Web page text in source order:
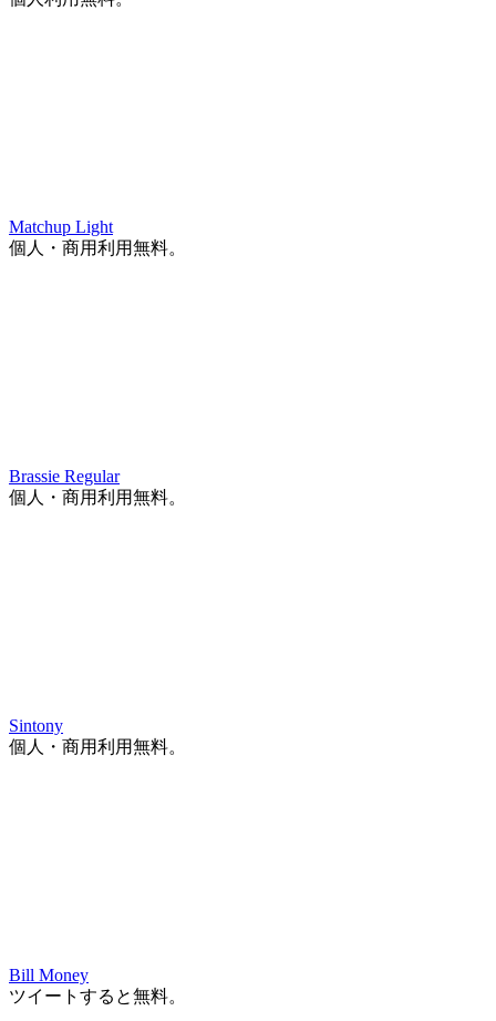
Matchup Light
個人・商用利用無料。
Brassie Regular
個人・商用利用無料。
Sintony
個人・商用利用無料。
Bill Money
ツイートすると無料。